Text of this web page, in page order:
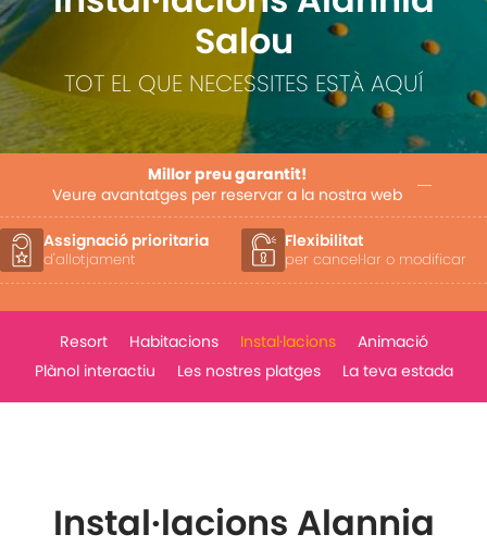
Salou
TOT EL QUE NECESSITES ESTÀ AQUÍ
Millor preu garantit!
Veure avantatges per reservar a la nostra web
Flexibilitat
per cancel·lar o modificar
Sortida tardana
segons disponibilitat
Resort Habitacions Instal·lacions
Animació
Plànol interactiu
Les nostres platges La teva estada
Instal·lacions Alannia